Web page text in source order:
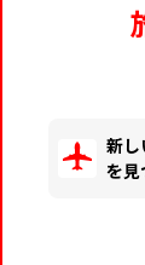
新し
を見